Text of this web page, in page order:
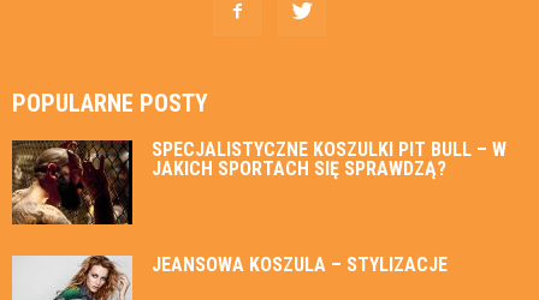
POPULARNE POSTY
SPECJALISTYCZNE KOSZULKI PIT BULL – W
JAKICH SPORTACH SIĘ SPRAWDZĄ?
JEANSOWA KOSZULA – STYLIZACJE